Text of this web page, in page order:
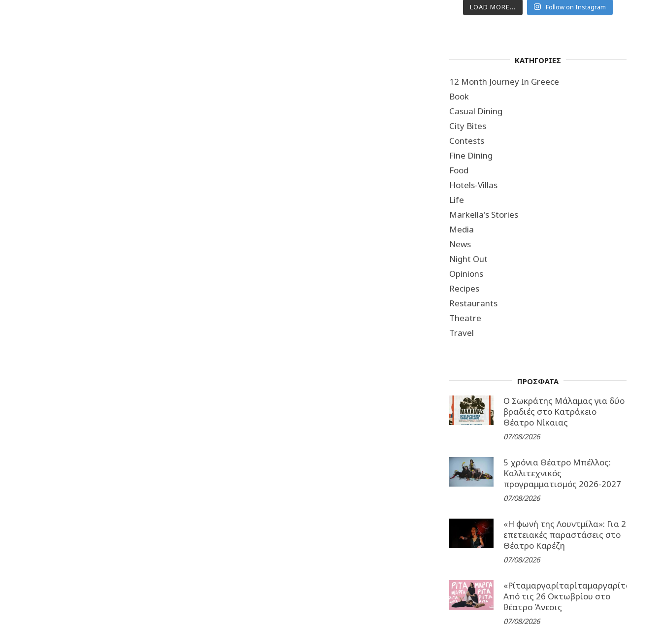
LOAD MORE... Follow on Instagram
ΚΑΤΗΓΟΡΙΕΣ
12 Month Journey In Greece
Book
Casual Dining
City Bites
Contests
Fine Dining
Food
Hotels-Villas
Life
Markella's Stories
Media
News
Night Out
Opinions
Recipes
Restaurants
Theatre
Travel
ΠΡΟΣΦΑΤΑ
Ο Σωκράτης Μάλαμας για δύο
βραδιές στο Κατράκειο
Θέατρο Νίκαιας
07/08/2026
5 χρόνια Θέατρο Μπέλλος:
Καλλιτεχνικός
προγραμματισμός 2026-2027
07/08/2026
«Η φωνή της Λουντμίλα»: Για 2
επετειακές παραστάσεις στο
Θέατρο Καρέζη
07/08/2026
Από τις 26 Οκτωβρίου στο
θέατρο Άνεσις
07/08/2026